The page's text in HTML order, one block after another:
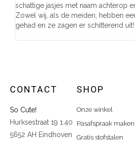
schattige jasjes met naam achterop
Zowel wij, als de meiden, hebben
gehad en ze zagen er schitterend
CONTACT
So Cute!
Hurksestraat 19 1.40
5652 AH Eindhoven
SHOP
Onze winkel
Pasafspraak maken
Gratis stofstalen